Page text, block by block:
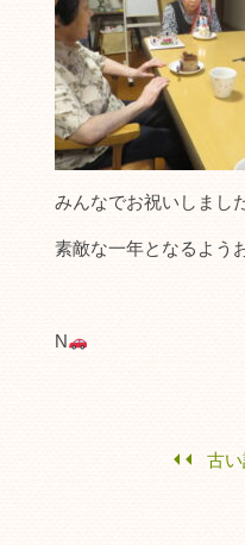
みんなでお祝いしまし
素敵な一年となるよう
N
古